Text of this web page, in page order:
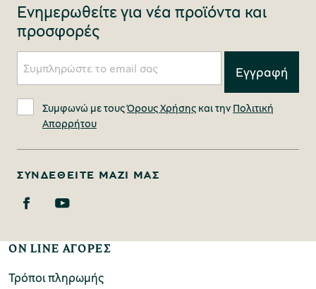
Ενημερωθείτε για νέα προϊόντα και
προσφορές
Συμφωνώ με τουςΌρους Χρήσης και την Πολιτική
Απορρήτου
ΣΥΝΔΕΘΕΊΤΕ ΜΑΖΊ ΜΑΣ
ON LINE ΑΓΟΡΕΣ
Τρόποι πληρωμής